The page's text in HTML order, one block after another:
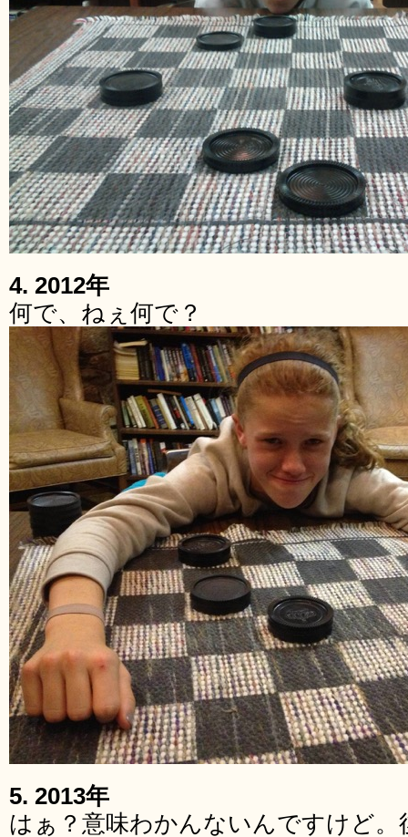
4. 2012年
何で、ねぇ何で？
5. 2013年
はぁ？意味わかんないんですけど